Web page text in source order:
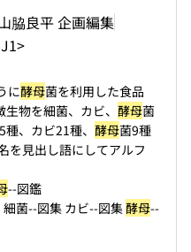
脇良平 企画編集
に酵母菌を利用した食品
物を細菌、カビ、 酵母菌
、カビ21種、 酵母菌9種
を見出し語にしてアルフ
--図鑑
細菌--図集 カビ--図集酵母--